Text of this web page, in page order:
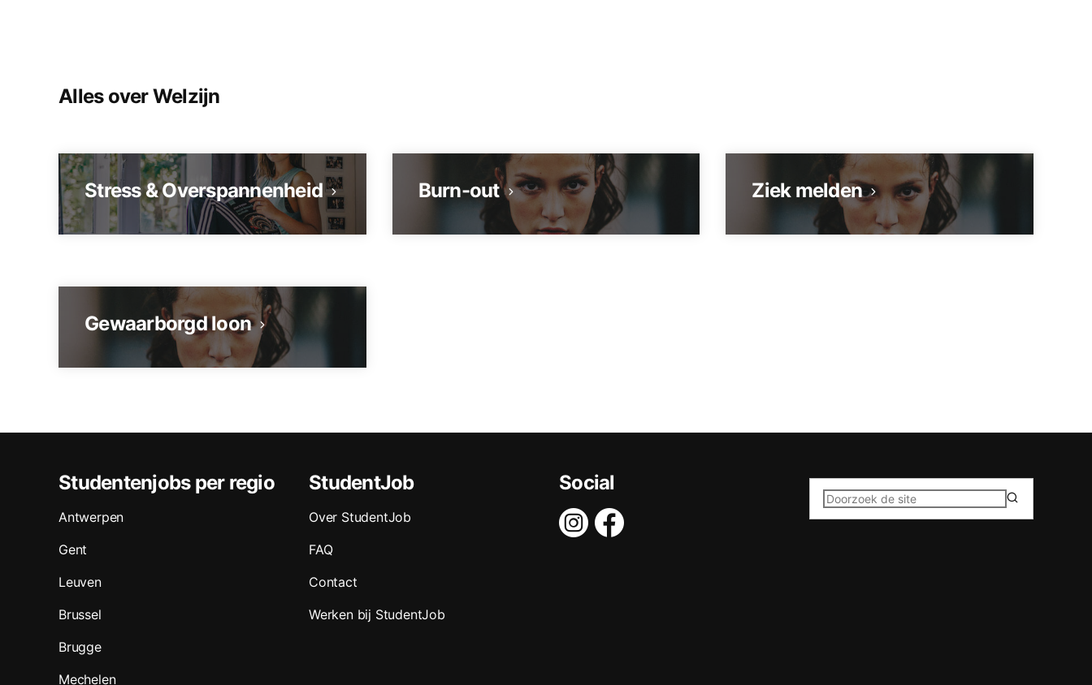
Alles over Welzijn
Stress & Overspannenheid Burn-out Ziek melden
Gewaarborgd loon
Studentenjobs per regio
Antwerpen
Gent
Leuven
Brussel
Brugge
Mechelen
StudentJob
Over StudentJob
FAQ
Contact
Werken bij StudentJob
Social